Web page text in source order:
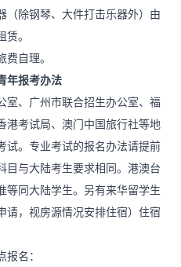
除钢琴、大件打击乐器外）由
。
自理。
报考办法
、广州市联合招生办公室、福
港考试局、澳门中国旅行社等地
试。专业考试的报名办法请提前
目与大陆考生要求相同。港澳台
等同大陆学生。另有来华留学生
请，视房源情况安排住宿）住宿
名：